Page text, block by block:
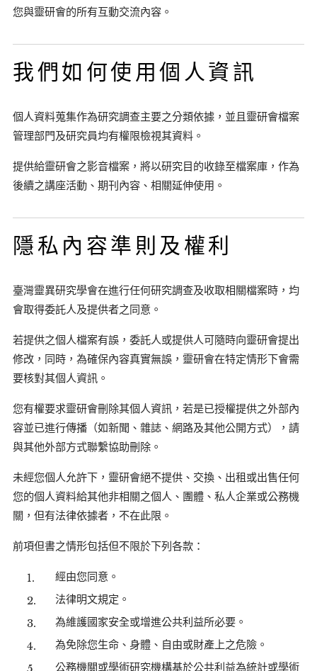
您與靈研會的所有互動交流內容。
我們如何使用個人資訊
個人資料蒐集作為研究調查主要之分類依據，並且靈研會檔案
管理部門及研究員均有權限檢視其資料。
提供給靈研會之影音檔案，將以研究目的收錄至檔案庫，作為
後續之講座活動、期刊內容、相關延伸使用。
隱私內容準則及權利
臺灣靈異研究學會在進行任何研究調查及收取相關檔案時，均
會取得委託人及提供者之同意。
若提供之個人檔案有誤，委託人或提供人可隨時向靈研會提出
修改，同時，為確保內容真實無誤，靈研會在特定情形下會需
要核對其個人資訊。
您有權要求靈研會刪除其個人資訊，若是已授權提供之外部內
容並已進行傳播（如新聞、雜誌、網路及其他公開方式），請
與其他外部方式聯繫協助刪除。
未經您個人允許下，靈研會絕不提供、交換、出租或出售任何
您的個人資料給其他非相關之個人、團體、私人企業或公務機
關，但有法律依據者，不在此限。
前項但書之情形包括但不限於下列各款：
經由您同意。
法律明文規定。
為維護國家安全或增進公共利益所必要。
為免除您生命、身體、自由或財產上之危險。
公務機關或學術研究機構基於公共利益為統計或學術